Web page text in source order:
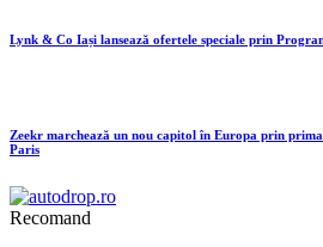
Lynk & Co Iași lansează ofertele speciale prin
Zeekr marchează un nou capitol în Europa prin
Paris
Recomand